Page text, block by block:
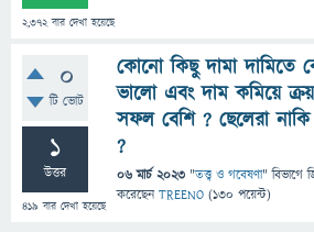
2,372বার দেখা হয়েছে
0
টি ভোট
1
উত্তর
419 বার দেখা হয়েছে
কোনো কিছু দামা দামিতে
ভালো এবং দাম কমিয়ে
সফল বেশি ? ছেলেরা নাকি
?
06 মার্চ 2023 "তত্ত্ব ও গবেষণা" বিভাগে
করেছেনTREENO (130 পয়েন্ট)